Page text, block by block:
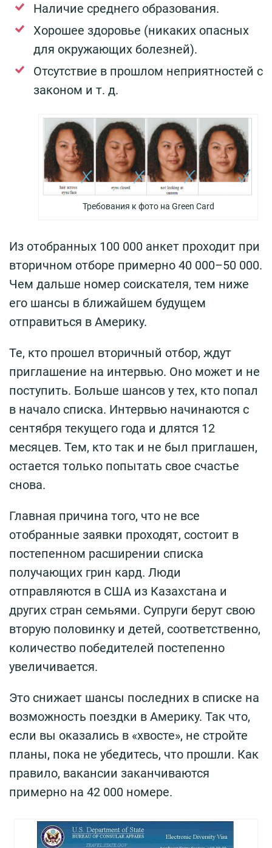
Наличие среднего образования.
Хорошее здоровье (никаких опасных
для окружающих болезней).
Отсутствие в прошлом неприятностей с
законом и т. д.
Требования к фото на Green Card
Из отобранных 100 000 анкет проходит при
вторичном отборе примерно 40 000–50 000.
Чем дальше номер соискателя, тем ниже
его шансы в ближайшем будущем
отправиться в Америку.
Те, кто прошел вторичный отбор, ждут
приглашение на интервью. Оно может и не
поступить. Больше шансов у тех, кто попал
в начало списка. Интервью начинаются с
сентября текущего года и длятся 12
месяцев. Тем, кто так и не был приглашен,
остается только попытать свое счастье
снова.
Главная причина того, что не все
отобранные заявки проходят, состоит в
постепенном расширении списка
получающих грин кард. Люди
отправляются в США из Казахстана и
других стран семьями. Супруги берут свою
вторую половинку и детей, соответственно,
количество победителей постепенно
увеличивается.
Это снижает шансы последних в списке на
возможность поездки в Америку. Так что,
если вы оказались в «хвосте», не стройте
планы, пока не убедитесь, что прошли. Как
правило, вакансии заканчиваются
примерно на 42 000 номере.